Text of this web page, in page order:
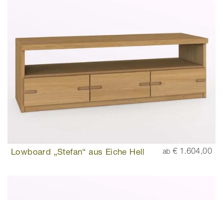
Lowboard „Stefan“ aus Eiche Hell ab € 1.604,00